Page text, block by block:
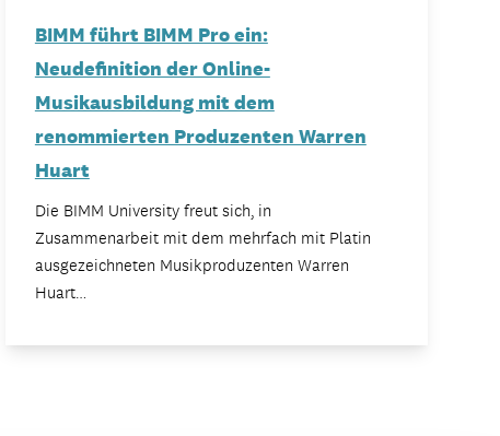
BIMM führt BIMM Pro ein:
Neudefinition der Online-
Musikausbildung mit dem
renommierten Produzenten Warren
Huart
Die BIMM University freut sich, in
Zusammenarbeit mit dem mehrfach mit Platin
ausgezeichneten Musikproduzenten Warren
Huart…